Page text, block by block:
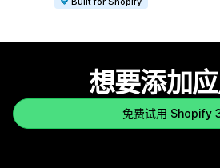
想要添加应
免费试用 Shopify